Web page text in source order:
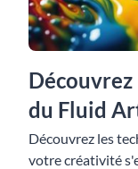
Découvrez
du Fluid
Découvrez les
votre créativité